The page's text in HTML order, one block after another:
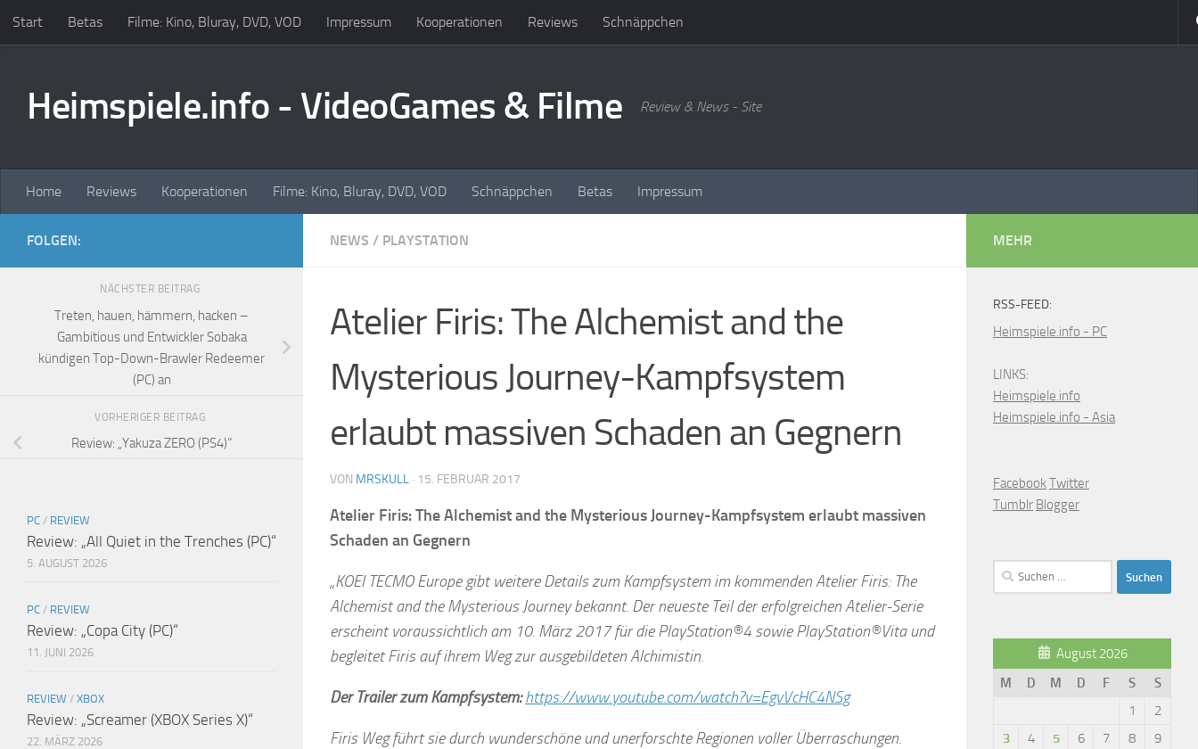
Zum Inhalt springen
Start Betas Filme: Kino, Bluray, DVD, VOD Impressum Kooperationen Reviews Schnäppchen
Heimspiele.info - VideoGames & Filme Review & News - Site
Home Reviews Kooperationen Filme: Kino, Bluray, DVD, VOD Schnäppchen Betas Impressum
NEWS / PLAYSTATION
Atelier Firis: The Alchemist and the
Mysterious Journey-Kampfsystem
erlaubt massiven Schaden an Gegnern
VON MRSKULL · 15. FEBRUAR 2017
Atelier Firis: The Alchemist and the Mysterious Journey-Kampfsystem erlaubt massiven
Schaden an Gegnern
„KOEI TECMO Europe gibt weitere Details zum Kampfsystem im kommenden Atelier Firis: The
Alchemist and the Mysterious Journey bekannt. Der neueste Teil der erfolgreichen Atelier-Serie
erscheint voraussichtlich am 10. März 2017 für die PlayStation®4 sowie PlayStation®Vita und
begleitet Firis auf ihrem Weg zur ausgebildeten Alchimistin.
Der Trailer zum Kampfsystem: https://www.youtube.com/watch?v=EgvVcHC4NSg
Firis Weg führt sie durch wunderschöne und unerforschte Regionen voller Überraschungen.
FOLGEN:
NÄCHSTER BEITRAG
Treten, hauen, hämmern, hacken –
Gambitious und Entwickler Sobaka
kündigen Top-Down-Brawler Redeemer
(PC) an
VORHERIGER BEITRAG
Review: „Yakuza ZERO (PS4)“
PC / REVIEW
Review: „All Quiet in the Trenches (PC)“
5. AUGUST 2026
PC / REVIEW
Review: „Copa City (PC)“
11. JUNI 2026
REVIEW / XBOX
Review: „Screamer (XBOX Series X)“
22. MÄRZ 2026
MEHR
RSS-FEED:
Heimspiele.info - PC
LINKS:
Heimspiele.info
Heimspiele.info - Asia
FacebookTwitter
Tumblr Blogger
Suchen
nach:
August 2026
M
D M D F S
S
1
2
3
4 5 6 7 8
9